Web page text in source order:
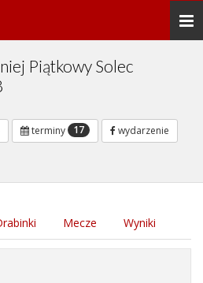
Piątkowy Solec
terminy 17
wydarzenie
Mecze Wyniki